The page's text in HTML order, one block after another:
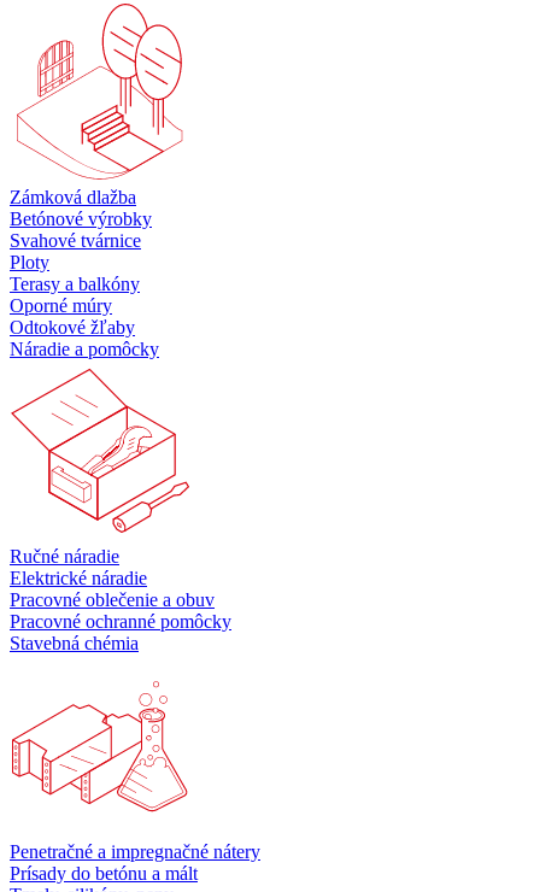
Zámková dlažba
Betónové výrobky
Svahové tvárnice
Ploty
Terasy a balkóny
Oporné múry
Odtokové žľaby
Náradie a pomôcky
Ručné náradie
Elektrické náradie
Pracovné oblečenie a obuv
Pracovné ochranné pomôcky
Stavebná chémia
Penetračné a impregnačné nátery
Prísady do betónu a mált